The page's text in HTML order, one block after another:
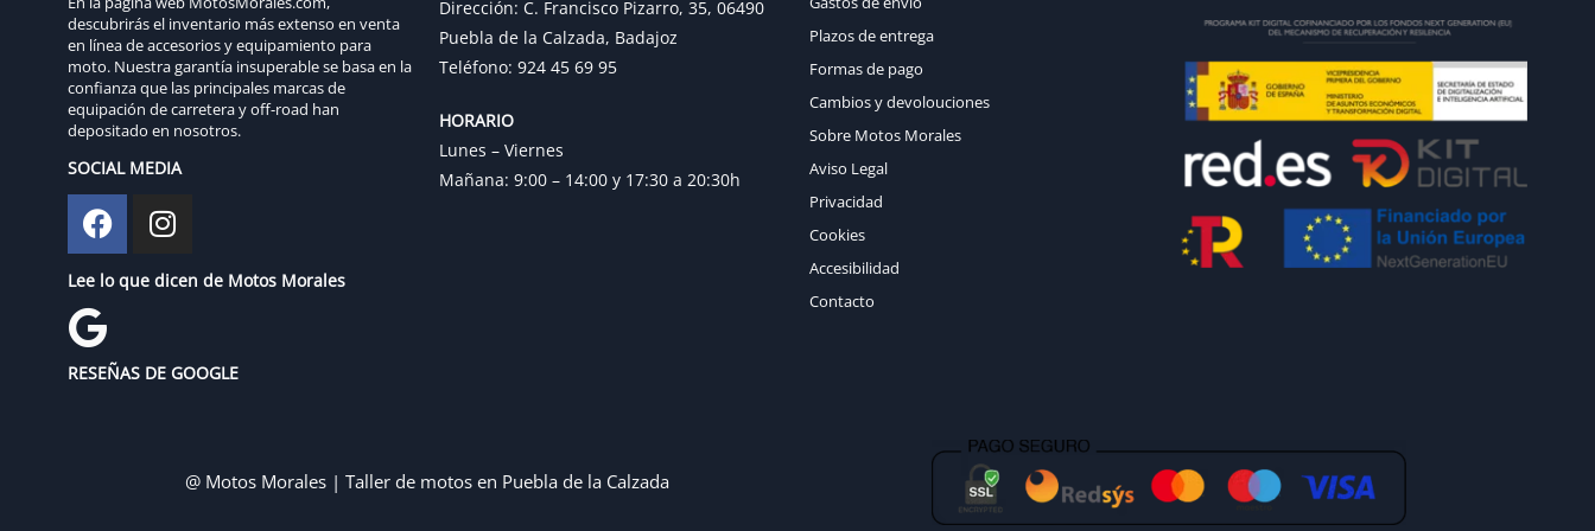
descubrirás el inventario más extenso en venta
en línea de accesorios y equipamiento para
moto. Nuestra garantía insuperable se basa en la
confianza que las principales marcas de
equipación de carretera y off-road han
depositado en nosotros.
SOCIAL MEDIA
Lee lo que dicen de Motos Morales
RESEÑAS DE GOOGLE
Dirección: C. Francisco Pizarro, 35, 06490
Puebla de la Calzada, Badajoz
Teléfono: 924 45 69 95
HORARIO
Lunes – Viernes
Mañana: 9:00 – 14:00 y 17:30 a 20:30h
Plazos de entrega
Formas de pago
Cambios y devolouciones
Sobre Motos Morales
Aviso Legal
Privacidad
Cookies
Accesibilidad
Contacto
@ Motos Morales | Taller de motos en Puebla de la Calzada